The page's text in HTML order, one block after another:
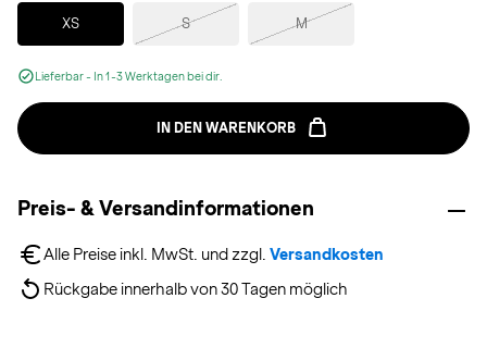
XS
Selected
S M
Lieferbar - In 1-3 Werktagen bei dir.
IN DEN WARENKORB
Preis- & Versandinformationen
Alle Preise inkl. MwSt. und zzgl. Versandkosten
Rückgabe innerhalb von 30 Tagen möglich